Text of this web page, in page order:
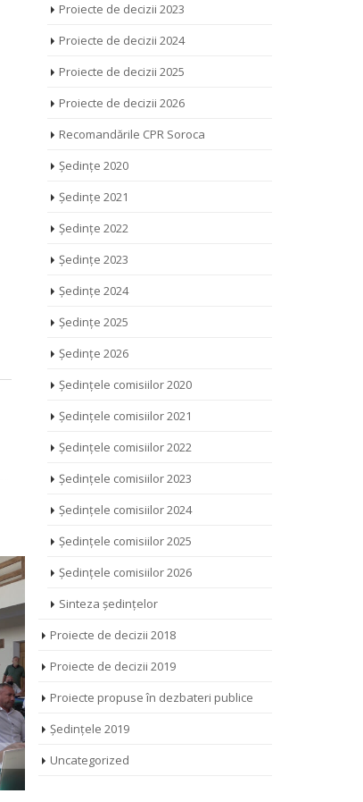
Proiecte de decizii 2023
Proiecte de decizii 2024
Proiecte de decizii 2025
Proiecte de decizii 2026
Recomandările CPR Soroca
Ședințe 2020
Ședințe 2021
Ședințe 2022
Ședințe 2023
Ședințe 2024
Ședințe 2025
Ședințe 2026
Ședințele comisiilor 2020
Ședințele comisiilor 2021
Ședințele comisiilor 2022
Ședințele comisiilor 2023
Ședințele comisiilor 2024
Ședințele comisiilor 2025
Ședințele comisiilor 2026
Sinteza ședințelor
Proiecte de decizii 2018
Proiecte de decizii 2019
Proiecte propuse în dezbateri publice
Ședințele 2019
Uncategorized